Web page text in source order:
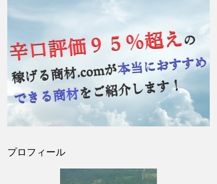
プロフィール